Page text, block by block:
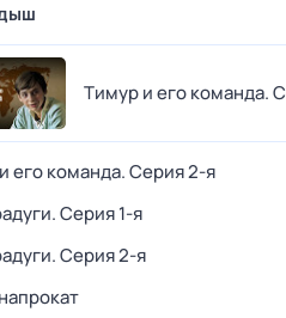
Тимур и его команда.
его команда. Серия 2-я
. Серия 1-я
. Серия 2-я